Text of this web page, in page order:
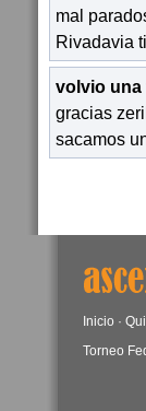
mal
Rivadavia
volvio una
gracias
sacamos
Inicio ·
Torneo